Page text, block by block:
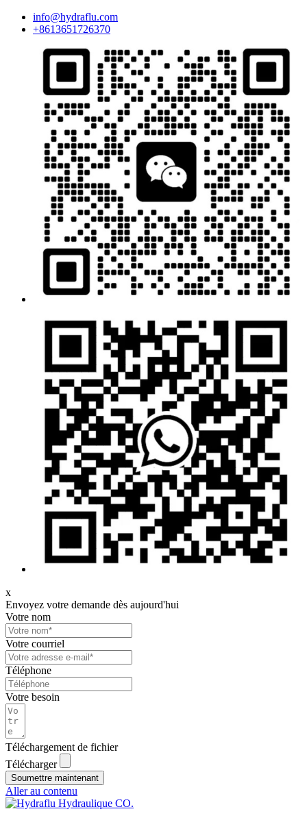
info@hydraflu.com
+8613651726370
x
Envoyez votre demande dès aujourd'hui
Votre nom
Votre courriel
Téléphone
Votre besoin
Téléchargement de fichier
Télécharger
Soumettre maintenant
Aller au contenu